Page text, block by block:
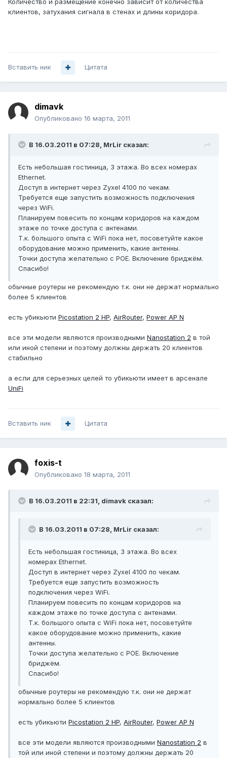
Количество и размещение конечно зависит от количества
клиентов, затухания сигнала в стенах и длины коридора.
Вставить ник Цитата
dimavk
Опубликовано 16 марта, 2011
В 16.03.2011 в 07:28, MrLir сказал:
Есть небольшая гостиница, 3 этажа. Во всех номерах
Ethernet.
Доступ в интернет через Zyxel 4100 по чекам.
Требуется еще запустить возможность подключения
через WiFi.
Планируем повесить по концам коридоров на каждом
этаже по точке доступа с антенами.
Т.к. большого опыта с WiFi пока нет, посоветуйте какое
оборудование можно применить, какие антенны.
Точки доступа желательно с POE. Включение бриджём.
Спасибо!
обычные роутеры не рекомендую т.к. они не держат нормально
более 5 клиентов
есть убикьюти Picostation 2 HP, AirRouter, Power AP N
все эти модели являются производными Nanostation 2 в той
или иной степени и поэтому должны держать 20 клиентов
стабильно
а если для серьезных целей то убикьюти имеет в арсенале
UniFi
Вставить ник Цитата
foxis-t
Опубликовано 18 марта, 2011
В 16.03.2011 в 22:31, dimavk сказал:
В 16.03.2011 в 07:28, MrLir сказал:
Есть небольшая гостиница, 3 этажа. Во всех
номерах Ethernet.
Доступ в интернет через Zyxel 4100 по чекам.
Требуется еще запустить возможность
подключения через WiFi.
Планируем повесить по концам коридоров на
каждом этаже по точке доступа с антенами.
Т.к. большого опыта с WiFi пока нет, посоветуйте
какое оборудование можно применить, какие
антенны.
Точки доступа желательно с POE. Включение
бриджём.
Спасибо!
обычные роутеры не рекомендую т.к. они не держат
нормально более 5 клиентов
есть убикьюти Picostation 2 HP, AirRouter, Power AP N
все эти модели являются производными Nanostation 2 в
той или иной степени и поэтому должны держать 20